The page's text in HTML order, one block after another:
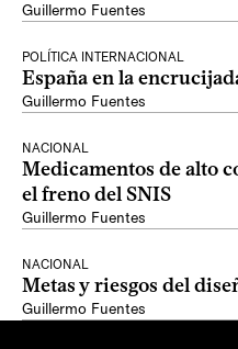
Guillermo Fuentes
POLÍTICA INTERNACIONAL
España en la
Guillermo Fuentes
NACIONAL
Medicamentos de alto
el freno del SNIS
Guillermo Fuentes
NACIONAL
Metas y riesgos del
Guillermo Fuentes